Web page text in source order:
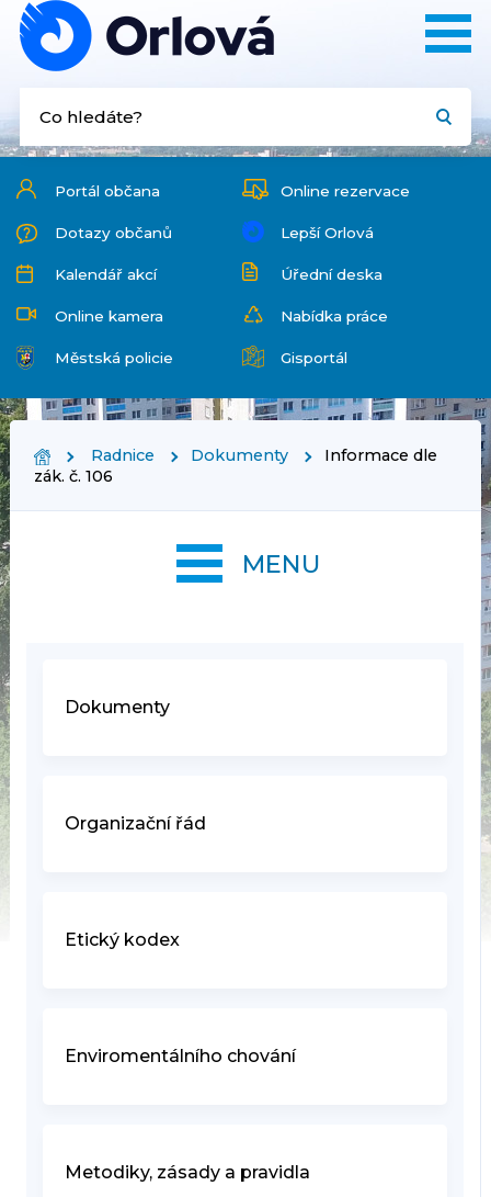
Portál občana Online rezervace
Dotazy občanů Lepší Orlová
Kalendář akcí Úřední deska
Online kamera Nabídka práce
Městská policie Gisportál
Radnice Dokumenty
Informace dle
zák. č. 106
Dokumenty
Organizační řád
Etický kodex
Enviromentálního chování
Metodiky, zásady a pravidla
MENU